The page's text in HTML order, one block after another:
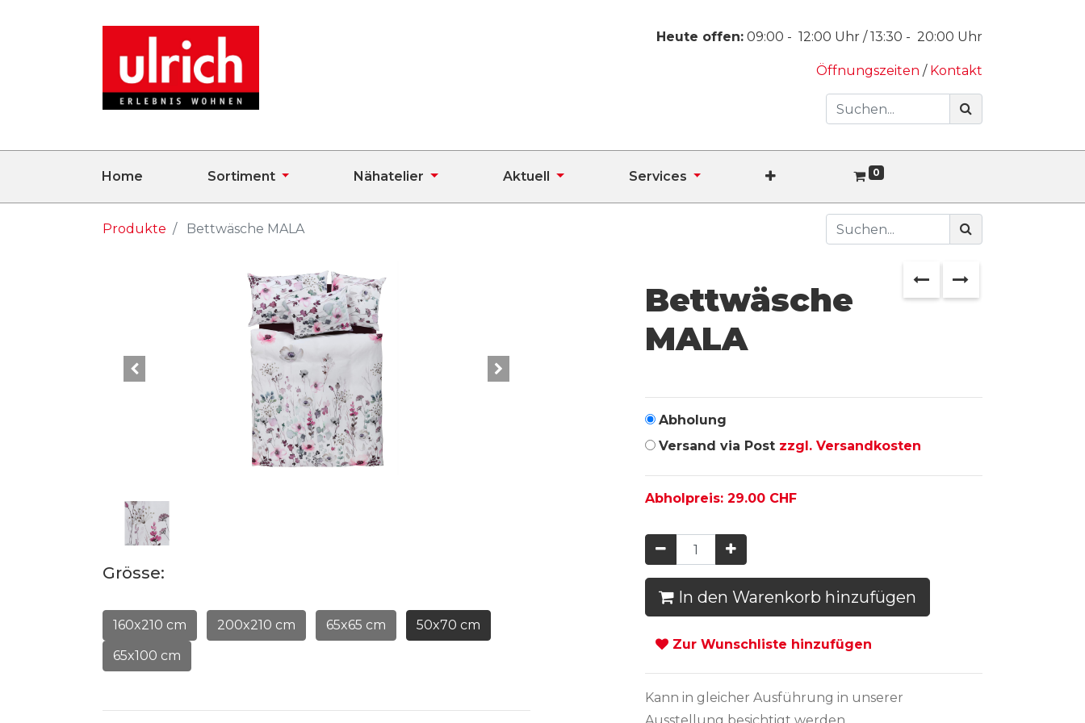
Heute offen: 09:00 - 12:00 Uhr /13:30 - 20:00 Uhr
Öffnungszeiten / Kontakt
Home Sortiment Nähatelier Aktuell Services 0
Produkte Bettwäsche MALA
Grösse:
160x210 cm 200x210 cm 65x65 cm
50x70 cm
65x100 cm
Bettwäsche
MALA
Abholung
Versand via Post zzgl. Versandkosten
Abholpreis: 29.00 CHF
In den Warenkorb hinzufügen
Zur Wunschliste hinzufügen
Kann in gleicher Ausführung in unserer